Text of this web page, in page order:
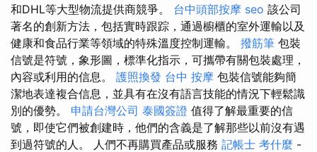
和DHL等大型物流提供商競爭。 台中頭部按摩 seo 該公司
著名的創新方法，包括實時跟踪，通過櫥櫃的室外運輸以及
健康和食品行業等領域的特殊溫度控制運輸。 撥筋筆 包裝
信號是符號，象形圖，標準化指示，可攜帶有關包裝處理，
內容或利用的信息。 護照換發 台中 按摩 包裝信號能夠簡
潔地表達複合信息，並具有在沒有語言技能的情況下輕鬆識
別的優勢。 申請台灣公司 泰國簽證 值得了解最重要的信
號，即使它們被創建時，他們的含義是了解那些以前沒有遇
到過符號的人。 人們不再購買產品或服務 記帳士 考什麼 -